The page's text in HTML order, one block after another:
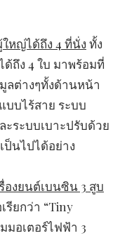
ใหญ่ได้ถึง 4 ที่นั่ง ทั้ง
ด้ถึง 4 ใบ มาพร้อมที่
ลต่างๆทั้งด้านหน้า
บไร้สาย ระบบ
ะระบบเบาะปรับด้วย
ป็นไปได้อย่าง
องยนต์เบนซิน 3 สูบ
รียกว่า “Tiny
มอเตอร์ไฟฟ้า 3